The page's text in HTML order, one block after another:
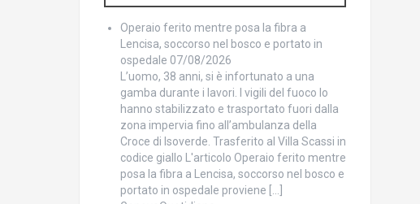
Operaio ferito mentre posa la fibra a
Lencisa, soccorso nel bosco e portato in
ospedale 07/08/2026
L’uomo, 38 anni, si è infortunato a una
gamba durante i lavori. I vigili del fuoco lo
hanno stabilizzato e trasportato fuori dalla
zona impervia fino all’ambulanza della
Croce di Isoverde. Trasferito al Villa Scassi in
codice giallo L'articolo Operaio ferito mentre
posa la fibra a Lencisa, soccorso nel bosco e
portato in ospedale proviene […]